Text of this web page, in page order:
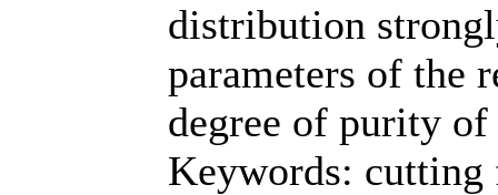
distribution
parameters of the
degree of purity
Keywords: